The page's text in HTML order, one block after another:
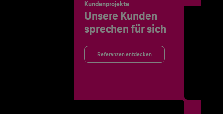
Kundenprojekte
Unsere Kunden
sprechen für sich
Referenzen entdecken